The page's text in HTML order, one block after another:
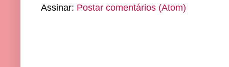
Assinar: Postar comentários (Atom)